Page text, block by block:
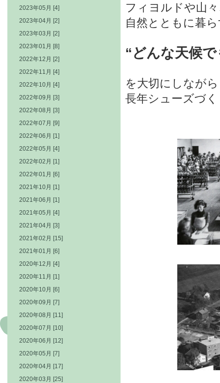
フィヨルドや山
自然とともに暮
“どんな天候
を大切にしながら
長年シューズづ
2023年05月 [4]
2023年04月 [2]
2023年03月 [2]
2023年01月 [8]
2022年12月 [2]
2022年11月 [4]
2022年10月 [4]
2022年09月 [3]
2022年08月 [3]
2022年07月 [9]
2022年06月 [1]
2022年05月 [4]
2022年02月 [1]
2022年01月 [6]
2021年10月 [1]
2021年06月 [1]
2021年05月 [4]
2021年04月 [3]
2021年02月 [15]
2021年01月 [6]
2020年12月 [4]
2020年11月 [1]
2020年10月 [6]
2020年09月 [7]
2020年08月 [11]
2020年07月 [10]
2020年06月 [12]
2020年05月 [7]
2020年04月 [17]
2020年03月 [25]